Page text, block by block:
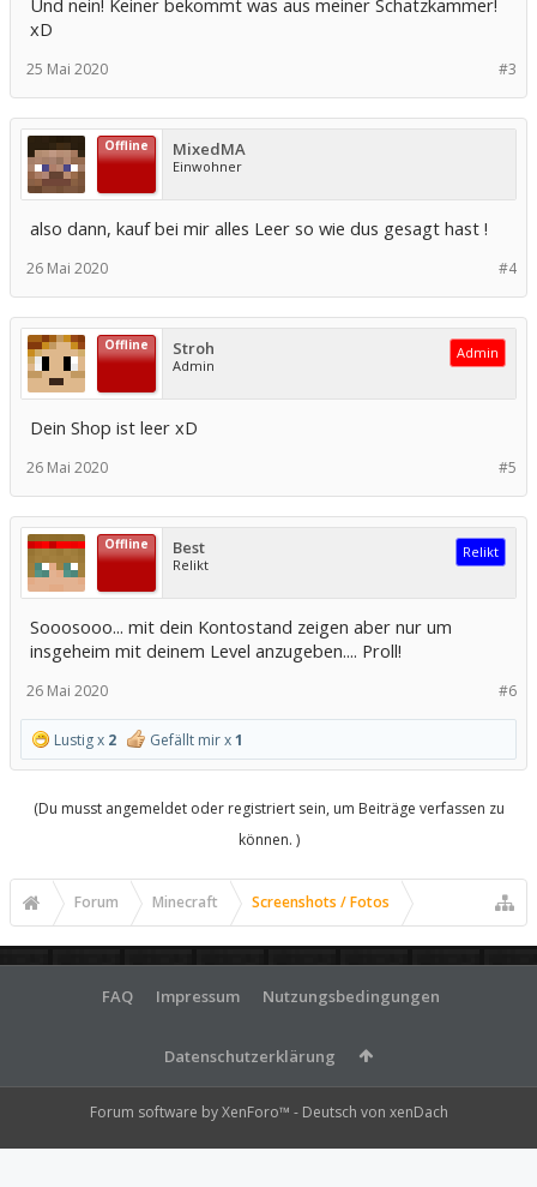
xD
#3
25 Mai 2020
Offline MixedMA
Einwohner
also dann, kauf bei mir alles Leer so wie dus gesagt hast !
#4
26 Mai 2020
Offline Stroh
Admin
Admin
Dein Shop ist leer xD
#5
26 Mai 2020
Offline Best
Relikt
Relikt
Sooosooo... mit dein Kontostand zeigen aber nur um
insgeheim mit deinem Level anzugeben.... Proll!
#6
26 Mai 2020
Lustig x 2 Gefällt mir x1
(Du musst angemeldet oder registriert sein, um Beiträge verfassen zu
können. )
Forum Minecraft Screenshots / Fotos
FAQ Impressum Nutzungsbedingungen
Datenschutzerklärung
Forum software by XenForo™ - Deutsch von xenDach